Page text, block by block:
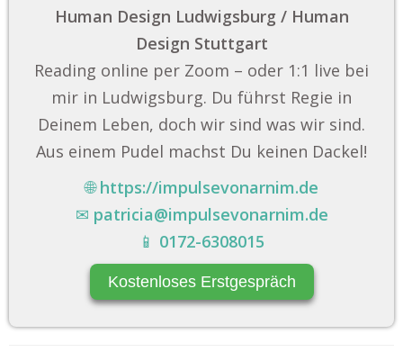
Human Design Ludwigsburg / Human
Design Stuttgart
Reading online per Zoom – oder 1:1 live bei
mir in Ludwigsburg. Du führst Regie in
Deinem Leben, doch wir sind was wir sind.
Aus einem Pudel machst Du keinen Dackel!
🌐https://impulsevonarnim.de
✉ patricia@impulsevonarnim.de
📱 0172-6308015
Kostenloses Erstgespräch